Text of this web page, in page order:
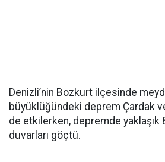
Denizli’nin Bozkurt ilçesinde
büyüklüğündeki deprem Çardak
de etkilerken, depremde yaklaşık
duvarları göçtü.